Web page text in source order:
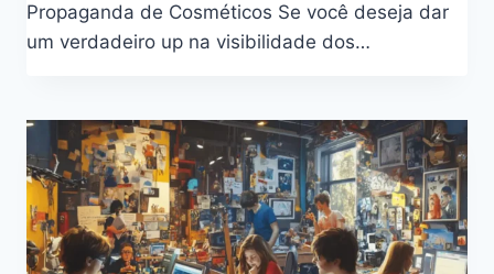
Propaganda de Cosméticos Se você deseja dar
um verdadeiro up na visibilidade dos…